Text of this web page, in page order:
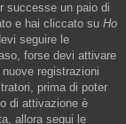
successe un paio di
e hai cliccato su Ho
seguire le
forse devi attivare
registrazioni
prima di poter
di attivazione è
allora segui le